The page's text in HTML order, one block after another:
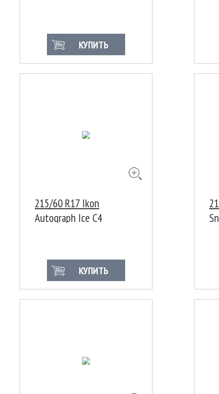
КУПИТЬ
215/60 R17 Ikon
Autograph Ice C4
КУПИТЬ